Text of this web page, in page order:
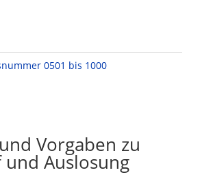
0501 bis 1000
Vorgaben zu
und Auslosung